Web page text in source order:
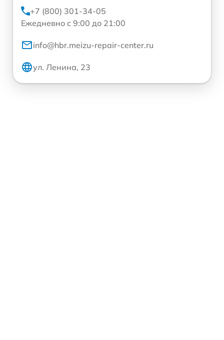
+7 (800) 301-34-05
Ежедневно с 9:00 до 21:00
info@hbr.meizu-repair-center.ru
ул. Ленина, 23